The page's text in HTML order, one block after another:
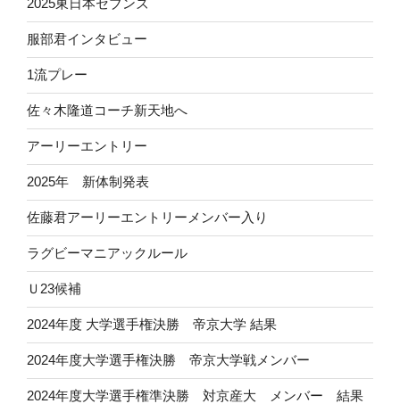
2025東日本セブンズ
服部君インタビュー
1流プレー
佐々木隆道コーチ新天地へ
アーリーエントリー
2025年 新体制発表
佐藤君アーリーエントリーメンバー入り
ラグビーマニアックルール
Ｕ23候補
2024年度 大学選手権決勝 帝京大学 結果
2024年度大学選手権決勝 帝京大学戦メンバー
2024年度大学選手権準決勝 対京産大 メンバー 結果